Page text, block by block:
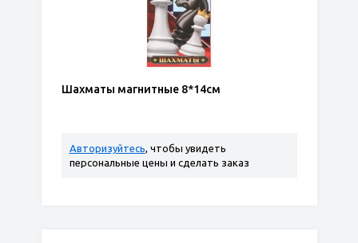
Шахматы магнитные 8*14см
Авторизуйтесь, чтобы увидеть
персональные цены и сделать заказ